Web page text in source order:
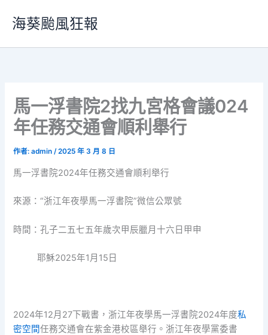
要
海葵颱風狂報
馬一浮書院2找九宮格會議024
年任務交通會順利舉行
作者:admin/2025 年 3 月 8 日
馬一浮書院2024年任務交通會順利舉行
來源：“浙江年夜學馬一浮書院”微信公眾號
時間：孔子二五七五年歲次甲辰臘月十六日甲申
耶穌2025年1月15日
2024年12月27下戰書，浙江年夜學馬一浮書院2024年度私
密空間任務交通會在紫金港校區舉行。浙江年夜學黨委書